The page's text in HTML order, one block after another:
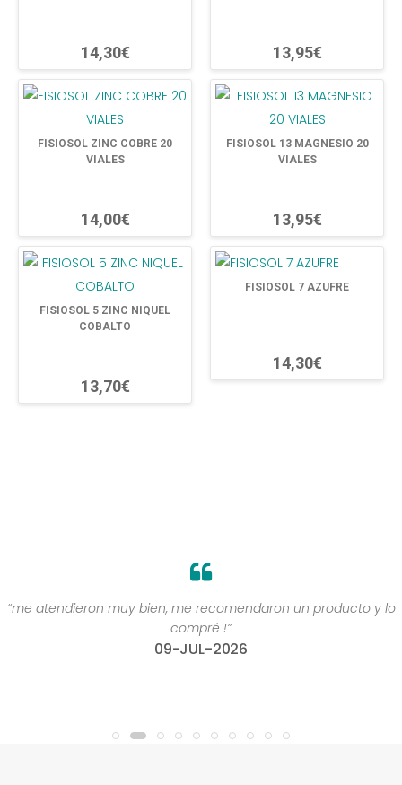
14,30€ 13,95€
FISIOSOL ZINC COBRE 20
VIALES
14,00€
FISIOSOL 13 MAGNESIO 20
VIALES
13,95€
FISIOSOL 5 ZINC NIQUEL
COBALTO
13,70€
FISIOSOL 7 AZUFRE
14,30€
“me atendieron muy bien, me recomendaron un producto y lo
compré !”
09-JUL-2026